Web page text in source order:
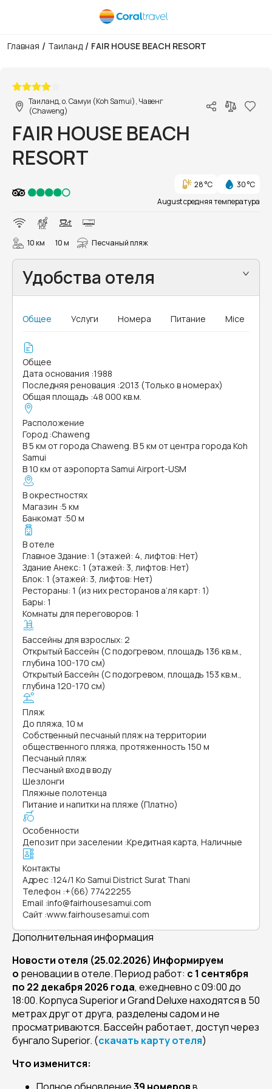
Главная / Таиланд / FAIR HOUSE BEACH RESORT
Таиланд, о. Самуи (Koh Samui), Чавенг
(Chaweng)
FAIR HOUSE BEACH
RESORT
28 °C
30 °C
August средняя температура
10 км 10 м Песчаный пляж
Удобства отеля
Общее Услуги Номера Питание Mice
Общее
Дата основания :1988
Последняя реновация :2013 (Только в номерах)
Общая площадь :48 000 кв.м.
Расположение
Город :Chaweng
В 5 км от города Chaweng. В 5 км от центра города Koh
Samui
В 10 км от аэропорта Samui Airport-USM
В окрестностях
Магазин :5 км
Банкомат :50 м
В отеле
Главное Здание: 1 (этажей: 4, лифтов: Нет)
Здание Анекс: 1 (этажей: 3, лифтов: Нет)
Блок: 1 (этажей: 3, лифтов: Нет)
Рестораны: 1 (из них ресторанов а’ля карт: 1)
Бары: 1
Комнаты для переговоров: 1
Бассейны для взрослых: 2
Открытый Бассейн (С подогревом, площадь 136 кв.м.,
глубина 100-170 см)
Открытый Бассейн (С подогревом, площадь 153 кв.м.,
глубина 120-170 см)
Пляж
До пляжа, 10 м
Собственный песчаный пляж на территории
общественного пляжа, протяженность 150 м
Песчаный пляж
Песчаный вход в воду
Шезлонги
Пляжные полотенца
Питание и напитки на пляже (Платно)
Особенности
Депозит при заселении :Кредитная карта, Наличные
Контакты
Адрес :124/1 Ko Samui District Surat Thani
Телефон :+(66) 77422255
Email :info@fairhousesamui.com
Сайт :www.fairhousesamui.com
Дополнительная информация
Новости отеля (25.02.2026) Информируем
о реновации в отеле. Период работ: с 1 сентября
по 22 декабря 2026 года, ежедневно с 09:00 до
18:00. Корпуса Superior и Grand Deluxe находятся в 50
метрах друг от друга, разделены садом и не
просматриваются. Бассейн работает, доступ через
бунгало Superior. (скачать карту отеля)
Что изменится: